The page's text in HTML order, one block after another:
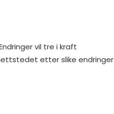
vil tre i kraft
etter slike endringer